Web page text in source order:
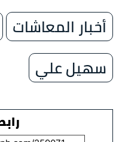
أخبار المعاشات
سهيل علي